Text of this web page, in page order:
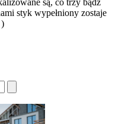
są, co trzy bądź
styk wypełniony zostaje
)